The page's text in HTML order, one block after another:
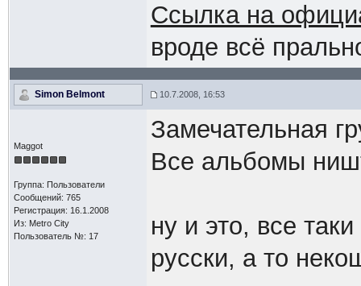
Ссылка на
вроде всё
Simon Belmont 10.7.2008, 16:53
Maggot
Группа: Пользователи
Сообщений: 765
Регистрация: 16.1.2008
Из: Metro City
Пользователь №: 17
Замечательная
Все альбомы
ну и это, все
русски, а то